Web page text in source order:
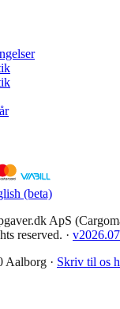
(beta)
ApS
reserved. · v
Aalborg · Skriv til os